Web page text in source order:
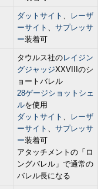
ダットサイト 、
レーザ
ーサイト 、 サプレッサ
ー装着可
タウルス社のレイジン
グジャッジXXVIIIのシ
ョートバレル
28ゲージショットシェ
ルを使用
ダットサイト 、
レーザ
ーサイト 、 サプレッサ
ー装着可
アタッチメントの「ロ
ングバレル」で通常の
バレル長になる